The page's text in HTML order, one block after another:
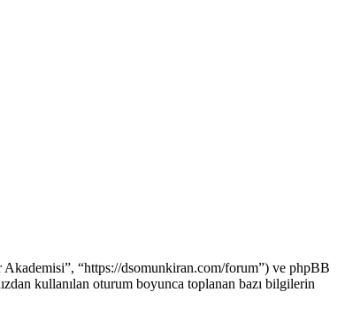
“https://dsomunkiran.com/forum”) ve phpBB
kullanılan oturum boyunca toplanan bazı bilgilerin